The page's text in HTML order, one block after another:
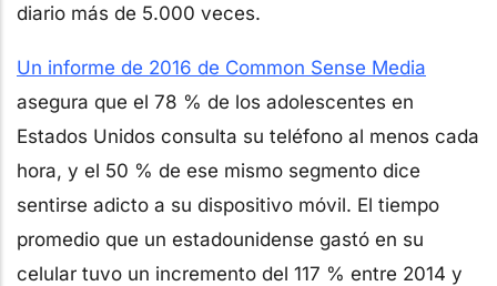
diario más de 5.000 veces.
Un informe de 2016 de Common Sense Media
asegura que el 78 % de los adolescentes en
Estados Unidos consulta su teléfono al menos cada
hora, y el 50 % de ese mismo segmento dice
sentirse adicto a su dispositivo móvil. El tiempo
promedio que un estadounidense gastó en su
celular tuvo un incremento del 117 % entre 2014 y